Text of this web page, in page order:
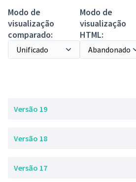
Modo de
visualização
comparado:
Modo de
visualização
HTML:
Versão 19
Versão 18
Versão 17